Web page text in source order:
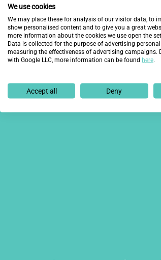
Tal y como ha destacadoAna Muñoz
de aunar fuerzas y recursos con
para poder seguir luchando por una
We use cookies
We may place these for analysis of our visitor data, to
show personalised content and to give you a great
more information about the cookies we use open the
Data is collected for the purpose of advertising
measuring the effectiveness of advertising campaigns.
with Google LLC, more information can be found here.
Accept all Deny